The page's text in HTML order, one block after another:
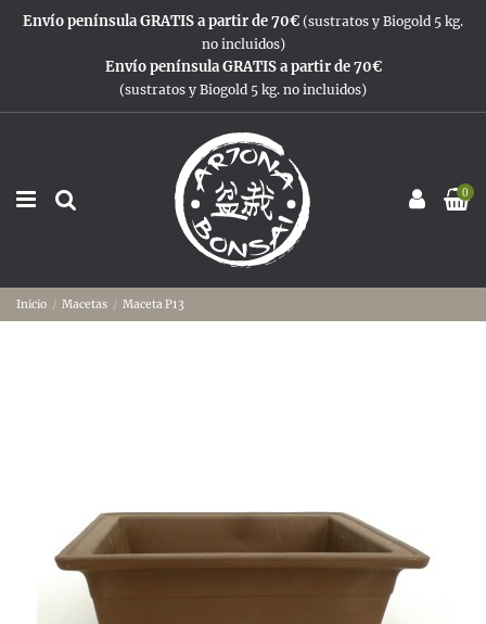
Envío península GRATIS a partir de 70€ (sustratos y Biogold 5 kg.
no incluidos)
Envío península GRATIS a partir de 70€
(sustratos y Biogold 5 kg. no incluidos)
0
Inicio Macetas Maceta P13